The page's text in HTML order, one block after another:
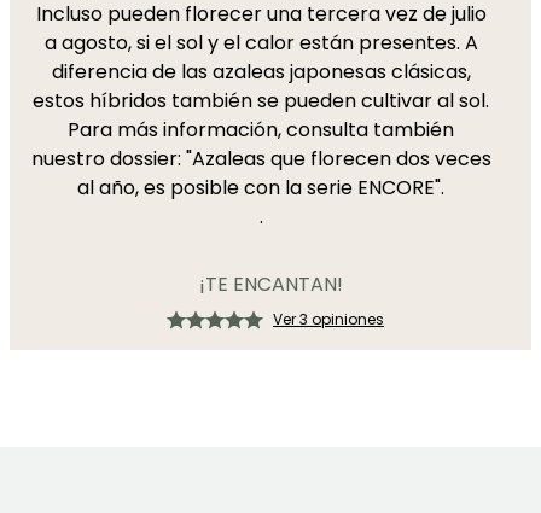
Incluso pueden florecer una tercera vez de julio
a agosto, si el sol y el calor están presentes. A
diferencia de las azaleas japonesas clásicas,
estos híbridos también se pueden cultivar al sol.
Para más información, consulta también
nuestro dossier: "Azaleas que florecen dos veces
al año, es posible con la serie ENCORE".
.
¡TE ENCANTAN!
Ver 3 opiniones